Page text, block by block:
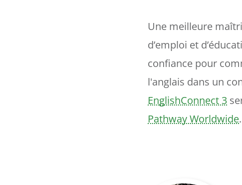
Une meilleure
d’emploi et
confiance pour
l'anglais dans un
EnglishConnect 3
Pathway Worldwide.